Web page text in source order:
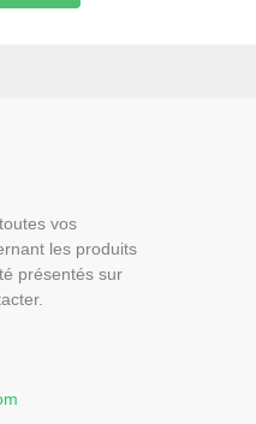
vos
les produits
présentés sur